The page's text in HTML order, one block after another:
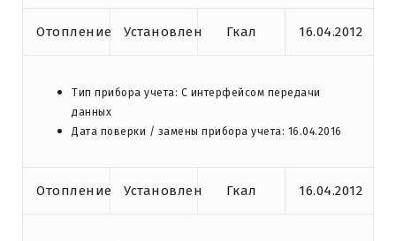
Отопление Установлен Гкал 16.04.2012
Тип прибора учета: С интерфейсом передачи
данных
Дата поверки / замены прибора учета: 16.04.2016
Отопление Установлен Гкал 16.04.2012